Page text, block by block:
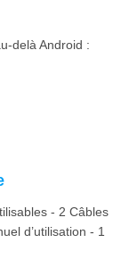
- 2 Câbles
d’utilisation - 1
delà Android :